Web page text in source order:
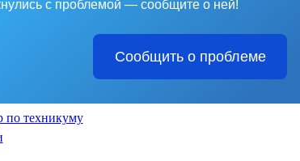
с проблемой — сообщите о ней!
Сообщить о проблеме
по техникуму